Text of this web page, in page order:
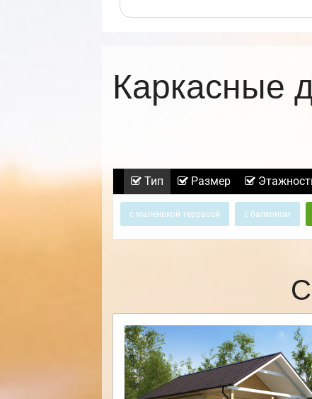
Каркасные
Тип Размер
с маленькой террасой с балконом